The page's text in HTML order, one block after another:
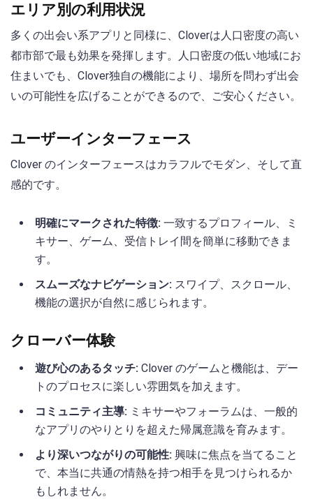
エリア別の利用状況
多くの出会い系アプリと同様に、Cloverは人口密度の高い
都市部で最も効果を発揮します。人口密度の低い地域にお
住まいでも、Clover独自の機能により、場所を問わず出会
いの可能性を広げることができるので、ご安心ください。
ユーザーインターフェース
Clover のインターフェースはカラフルでモダン、そして直
感的です。
明確にマークされた特徴: 一致するプロフィール、ミ
キサー、ゲーム、受信トレイ間を簡単に移動できま
す。
スムーズなナビゲーション: スワイプ、スクロール、
機能の選択が自然に感じられます。
クローバー体験
遊び心のあるタッチ: Clover のゲームと機能は、デー
トのプロセスに楽しい雰囲気を加えます。
コミュニティ主導: ミキサーやフォーラムは、一般的
なアプリのやりとりを超えた帰属意識を育みます。
より深いつながりの可能性: 興味に焦点を当てること
で、本当に共通の情熱を持つ相手を見つけられるか
もしれません。